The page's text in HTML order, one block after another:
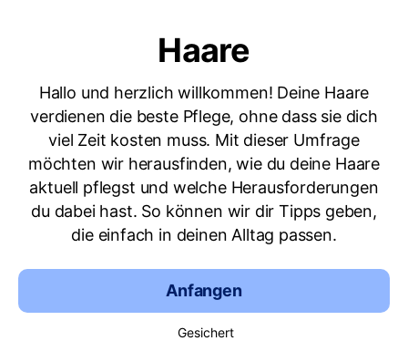
Haare
Hallo und herzlich willkommen! Deine Haare
verdienen die beste Pflege, ohne dass sie dich
viel Zeit kosten muss. Mit dieser Umfrage
möchten wir herausfinden, wie du deine Haare
aktuell pflegst und welche Herausforderungen
du dabei hast. So können wir dir Tipps geben,
die einfach in deinen Alltag passen.
Anfangen
Gesichert